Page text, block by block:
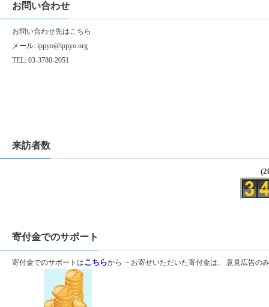
お問い合わせ
お問い合わせ先はこちら
メール: ippyo@ippyo.org
TEL: 03-3780-2051
来訪者数
寄付金でのサポート
寄付金でのサポートはこちらから －お寄せいただいた寄付金は、 意見広告の